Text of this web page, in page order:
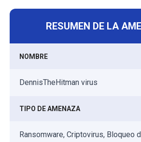
RESUMEN DE LA
NOMBRE
DennisTheHitman virus
TIPO DE AMENAZA
Ransomware, Criptovirus, Bloqueo